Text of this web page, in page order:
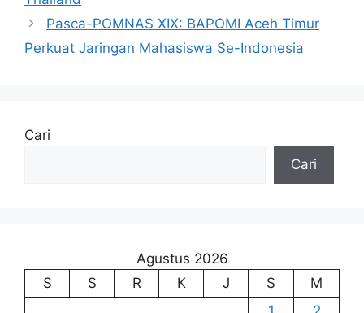
Pasca-POMNAS XIX: BAPOMI Aceh Timur
Perkuat Jaringan Mahasiswa Se-Indonesia
Cari
Cari
Agustus 2026
S
S R K J S
M